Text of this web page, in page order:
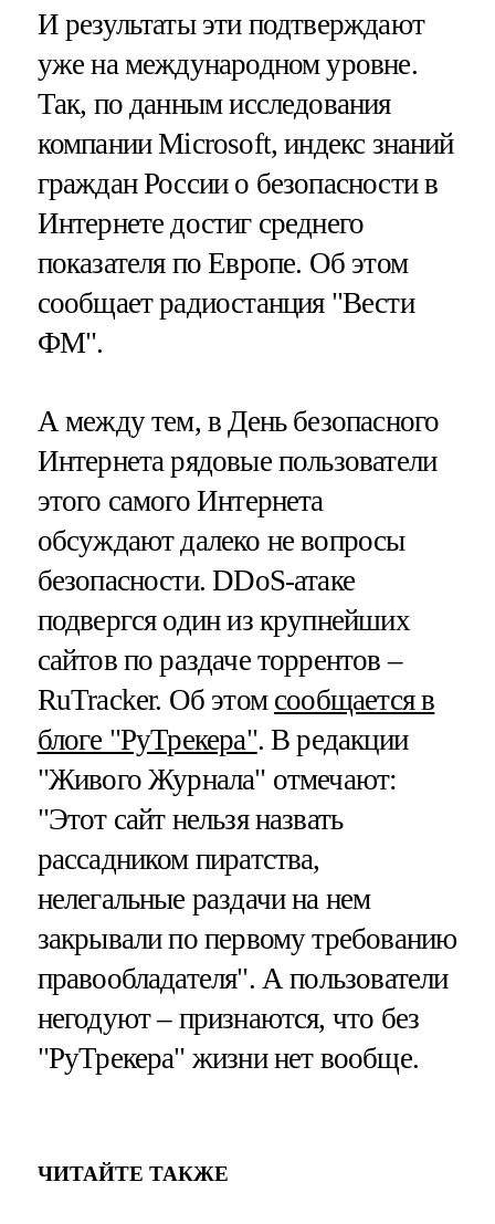
И результаты эти подтверждают
уже на международном уровне.
Так, по данным исследования
компании Microsoft, индекс знаний
граждан России о безопасности в
Интернете достиг среднего
показателя по Европе. Об этом
сообщает радиостанция "Вести
ФМ".
А между тем, в День безопасного
Интернета рядовые пользователи
этого самого Интернета
обсуждают далеко не вопросы
безопасности. DDoS-атаке
подвергся один из крупнейших
сайтов по раздаче торрентов –
RuTracker. Об этом сообщается в
блоге "РуТрекера". В редакции
"Живого Журнала" отмечают:
"Этот сайт нельзя назвать
рассадником пиратства,
нелегальные раздачи на нем
закрывали по первому требованию
правообладателя". А пользователи
негодуют – признаются, что без
"РуТрекера" жизни нет вообще.
ЧИТАЙТЕ ТАКЖЕ